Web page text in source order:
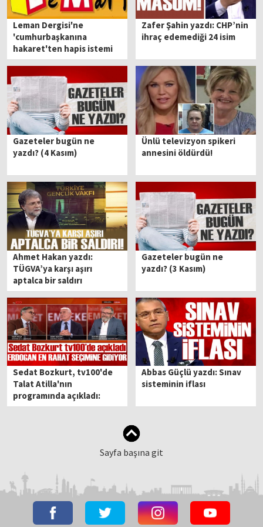
Leman Dergisi'ne
'cumhurbaşkanına
hakaret'ten hapis istemi
Zafer Şahin yazdı: CHP’nin
ihraç edemediği 24 isim
Gazeteler bugün ne
yazdı? (4 Kasım)
Ünlü televizyon spikeri
annesini öldürdü!
Ahmet Hakan yazdı:
TÜGVA’ya karşı aşırı
aptalca bir saldırı
Gazeteler bugün ne
yazdı? (3 Kasım)
Sedat Bozkurt, tv100'de
Talat Atilla'nın
programında açıkladı:
Erdoğan en rahat seçimine
Abbas Güçlü yazdı: Sınav
sisteminin iflası
Sayfa başına git